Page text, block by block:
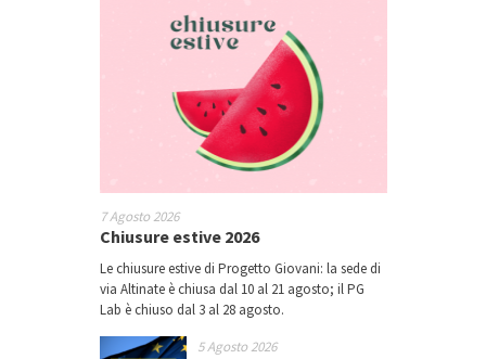
7 Agosto 2026
Chiusure estive 2026
Le chiusure estive di Progetto Giovani: la sede di
via Altinate è chiusa dal 10 al 21 agosto; il PG
Lab è chiuso dal 3 al 28 agosto.
5 Agosto 2026